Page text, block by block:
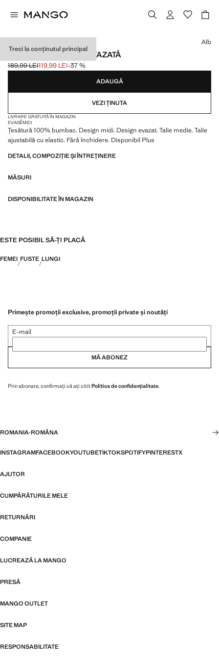
Treci la conținutul principal
FUSTĂ DIN BUMBAC EVAZATĂ
Preț inițial tăiat [189,99 LEI ]
189,99 LEI
Preț actual [119,99 LEI ]
119,99 LEI-37 %
Selectează o culoare
Alb
ADAUGĂ
VEZI ȚINUTA
LIVRARE GRATUITĂ ÎN MAGAZIN
EVASÉMIDI
Țesătură 100% bumbac. Design midi. Design evazat. Talie medie. Talie
ajustabilă cu elastic. Fără închidere. Disponibil Plus
DETALII, COMPOZIȚIE ȘI ÎNTREȚINERE
MĂSURI
DISPONIBILITATE ÎN MAGAZIN
ESTE POSIBIL SĂ-ȚI PLACĂ
FEMEI FUSTE LUNGI
Primește promoții exclusive, promoții private și noutăți
E-mail
MĂ ABONEZ
Prin abonare, confirmați că ați cititPolitica de confidențialitate.
ROMANIA·ROMÂNA
INSTAGRAMFACEBOOKYOUTUBETIKTOKSPOTIFYPINTERESTX
AJUTOR
CUMPĂRĂTURILE MELE
RETURNĂRI
COMPANIE
LUCREAZĂ LA MANGO
PRESĂ
MANGO OUTLET
SITE MAP
RESPONSABILITATE